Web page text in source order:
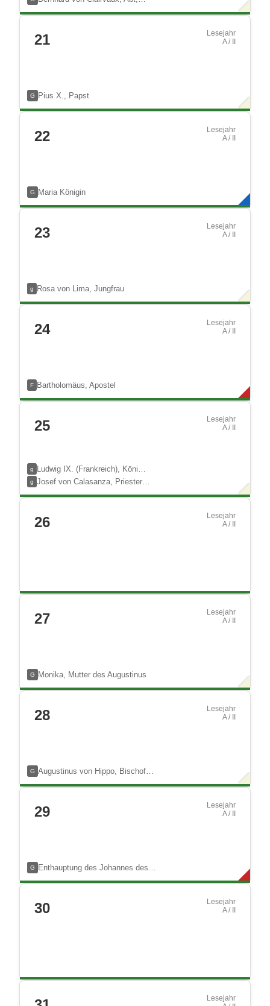
21
Lesejahr
A / II
G Pius X., Papst
22
Lesejahr
A / II
G Maria Königin
23
Lesejahr
A / II
g Rosa von Lima, Jungfrau
24
Lesejahr
A / II
F Bartholomäus, Apostel
25
Lesejahr
A / II
g Ludwig IX. (Frankreich), Köni…
g Josef von Calasanza, Priester…
26
Lesejahr
A / II
27
Lesejahr
A / II
G Monika, Mutter des Augustinus
28
Lesejahr
A / II
G Augustinus von Hippo, Bischof…
29
Lesejahr
A / II
G Enthauptung des Johannes des…
30
Lesejahr
A / II
Lesejahr